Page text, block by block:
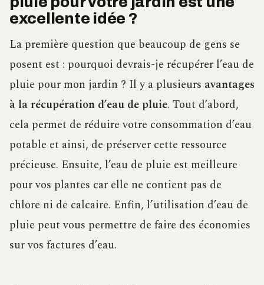
excellente idée ?
La première question que beaucoup de gens se
posent est : pourquoi devrais-je récupérer l’eau de
pluie pour mon jardin ? Il y a plusieurs avantages
à la récupération d’eau de pluie. Tout d’abord,
cela permet de réduire votre consommation d’eau
potable et ainsi, de préserver cette ressource
précieuse. Ensuite, l’eau de pluie est meilleure
pour vos plantes car elle ne contient pas de
chlore ni de calcaire. Enfin, l’utilisation d’eau de
pluie peut vous permettre de faire des économies
sur vos factures d’eau.